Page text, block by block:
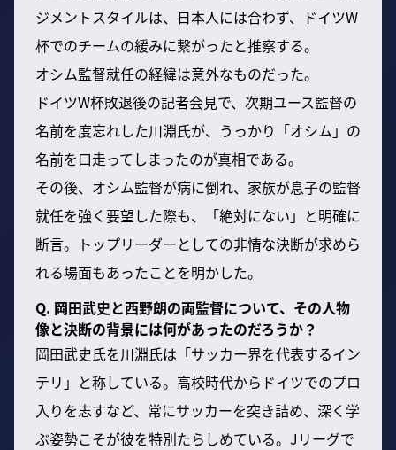
ジメントスタイルは、日本人には合わず、ドイツW
杯でのチームの緩みに繋がったと推察する。
オシム監督就任の経緯は意外なものだった。
ドイツW杯敗退後の記者会見で、次期ユース監督の
名前を度忘れした川淵氏が、うっかり「オシム」の
名前を口走ってしまったのが真相である。
その後、オシム監督が病に倒れ、家族が息子の監督
就任を強く要望した際も、「絶対にない」と明確に
断言。トップリーダーとしての非情な決断が求めら
れる場面もあったことを明かした。
Q. 岡田武史と西野朗の両監督について、その人物
像と決断の背景には何があったのだろうか？
岡田武史氏を川淵氏は「サッカー界を代表するイン
テリ」と称している。高校時代からドイツでのプロ
入りを志すなど、常にサッカーを突き詰め、深く学
ぶ姿勢こそが彼を特別たらしめている。Jリーグで